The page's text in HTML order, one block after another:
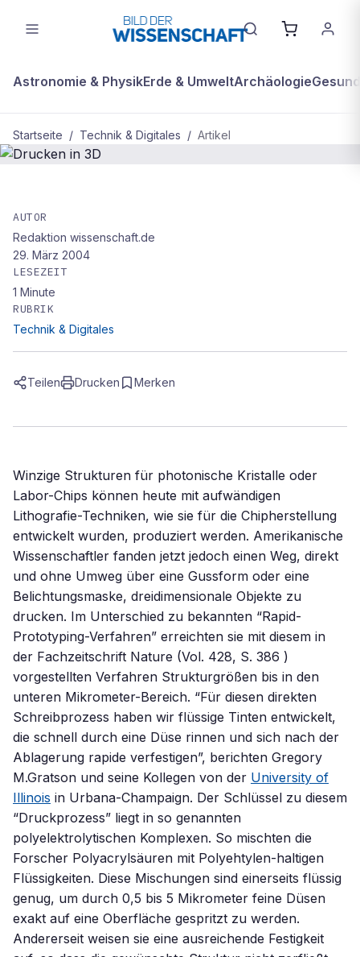
Astronomie & PhysikErde & UmweltArchäologie
Startseite / Technik & Digitales / Artikel
Drucken in 3D
AUTOR
Redaktion wissenschaft.de
29. März 2004
LESEZEIT
1 Minute
RUBRIK
Technik & Digitales
Teilen Drucken Merken
Winzige Strukturen für photonische Kristalle oder
Labor-Chips können heute mit aufwändigen
Lithografie-Techniken, wie sie für die Chipherstellung
entwickelt wurden, produziert werden. Amerikanische
Wissenschaftler fanden jetzt jedoch einen Weg, direkt
und ohne Umweg über eine Gussform oder eine
Belichtungsmaske, dreidimensionale Objekte zu
drucken. Im Unterschied zu bekannten “Rapid-
Prototyping-Verfahren” erreichten sie mit diesem in
der Fachzeitschrift Nature (Vol. 428, S. 386 )
vorgestellten Verfahren Strukturgrößen bis in den
unteren Mikrometer-Bereich. “Für diesen direkten
Schreibprozess haben wir flüssige Tinten entwickelt,
die schnell durch eine Düse rinnen und sich nach der
Ablagerung rapide verfestigen”, berichten Gregory
M.Gratson und seine Kollegen von der University of
Illinois in Urbana-Champaign. Der Schlüssel zu diesem
“Druckprozess” liegt in so genannten
polyelektrolytischen Komplexen. So mischten die
Forscher Polyacrylsäuren mit Polyehtylen-haltigen
Flüssigkeiten. Diese Mischungen sind einerseits flüssig
genug, um durch 0,5 bis 5 Mikrometer feine Düsen
exakt auf eine Oberfläche gespritzt zu werden.
Andererseit weisen sie eine ausreichende Festigkeit